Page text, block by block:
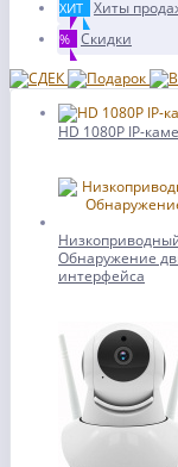
ХИТ Хиты
% Скидки
HD 1080P IP-
Обнаружение
интерфейса